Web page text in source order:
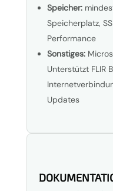
Speicher:
Speicherplatz,
Performance
Sonstiges:
Unterstützt FLIR
Updates